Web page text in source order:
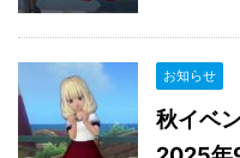
お知らせ
秋イベ